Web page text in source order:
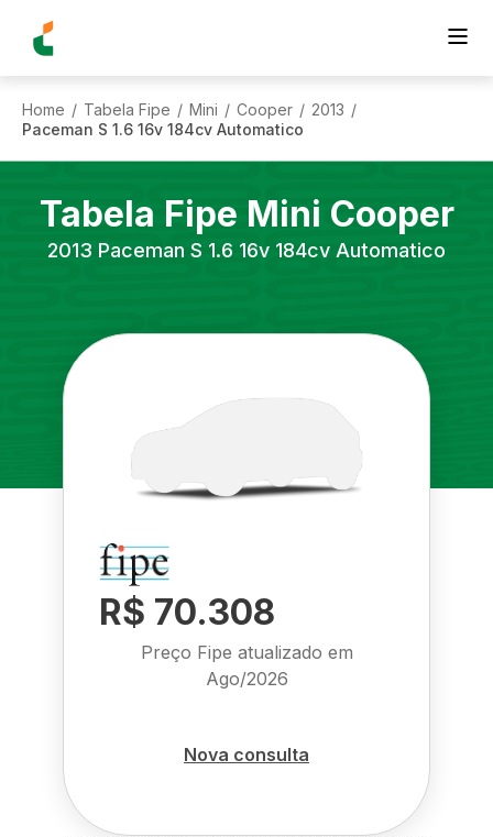
Home / Tabela Fipe / Mini / Cooper / 2013 /
Paceman S 1.6 16v 184cv Automatico
Tabela Fipe Mini Cooper
2013 Paceman S 1.6 16v 184cv Automatico
R$ 70.308
Preço Fipe atualizado em
Ago/2026
Nova consulta